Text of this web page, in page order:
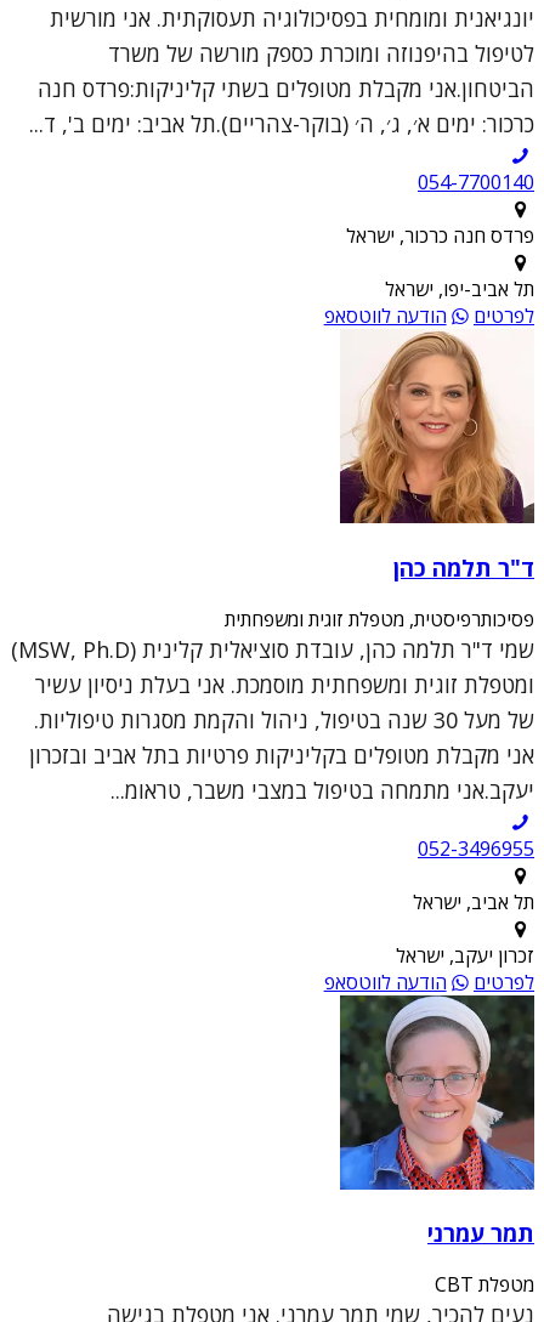
יונגיאנית ומומחית בפסיכולוגיה תעסוקתית. אני מורשית
לטיפול בהיפנוזה ומוכרת כספק מורשה של משרד
הביטחון.אני מקבלת מטופלים בשתי קליניקות:פרדס חנה
כרכור: ימים א׳, ג׳, ה׳ (בוקר-צהריים).תל אביב: ימים ב', ד...
054-7700140
פרדס חנה כרכור, ישראל
תל אביב-יפו, ישראל
לפרטים
הודעה לווטסאפ
ד"ר תלמה כהן
פסיכותרפיסטית, מטפלת זוגית ומשפחתית
שמי ד"ר תלמה כהן, עובדת סוציאלית קלינית (MSW, Ph.D)
ומטפלת זוגית ומשפחתית מוסמכת. אני בעלת ניסיון עשיר
של מעל 30 שנה בטיפול, ניהול והקמת מסגרות טיפוליות.
אני מקבלת מטופלים בקליניקות פרטיות בתל אביב ובזכרון
יעקב.אני מתמחה בטיפול במצבי משבר, טראומ...
052-3496955
תל אביב, ישראל
זכרון יעקב, ישראל
לפרטים
הודעה לווטסאפ
תמר עמרני
מטפלת CBT
נעים להכיר, שמי תמר עמרני. אני מטפלת בגישה